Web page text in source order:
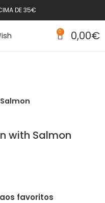
DE 35€
0 0,00€
with Salmon
favoritos